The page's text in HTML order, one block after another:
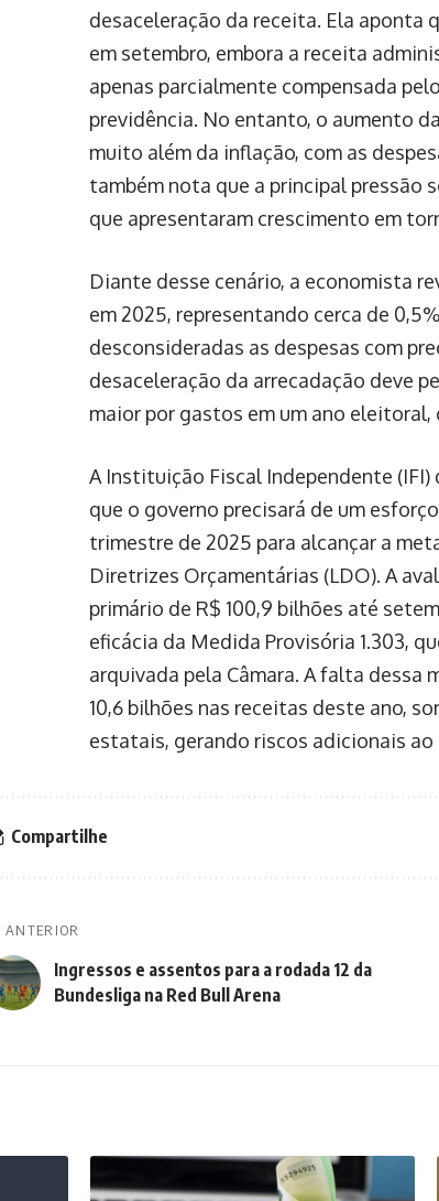
desaceleração da receita. Ela aponta
em setembro, embora a receita
apenas parcialmente compensada
previdência. No entanto, o aumento
muito além da inflação, com as
também nota que a principal pressão
que apresentaram crescimento em
Diante desse cenário, a economista
em 2025, representando cerca de
desconsideradas as despesas com
desaceleração da arrecadação deve
maior por gastos em um ano
A Instituição Fiscal Independente
que o governo precisará de um
trimestre de 2025 para alcançar a
Diretrizes Orçamentárias (LDO). A
primário de R$ 100,9 bilhões até
eficácia da Medida Provisória 1.303,
arquivada pela Câmara. A falta dessa
10,6 bilhões nas receitas deste ano,
estatais, gerando riscos adicionais
Compartilhe
ANTERIOR
Ingressos e assentos para a rodada 12 da
Bundesliga na Red Bull Arena